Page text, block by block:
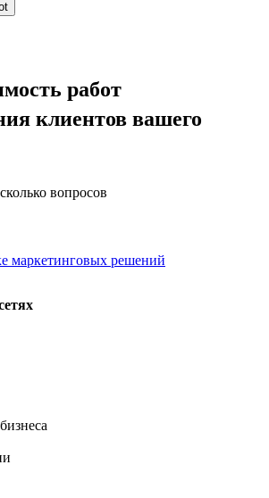
работ
клиентов вашего
вопросов
маркетинговых решений